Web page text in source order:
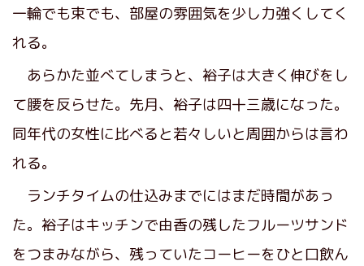
一輪でも束でも、部屋の雰囲気を少し力強くしてく
れる。
あらかた並べてしまうと、裕子は大きく伸びをし
て腰を反らせた。先月、裕子は四十三歳になった。
同年代の女性に比べると若々しいと周囲からは言わ
れる。
ランチタイムの仕込みまでにはまだ時間があっ
た。裕子はキッチンで由香の残したフルーツサンド
をつまみながら、残っていたコーヒーをひと口飲ん